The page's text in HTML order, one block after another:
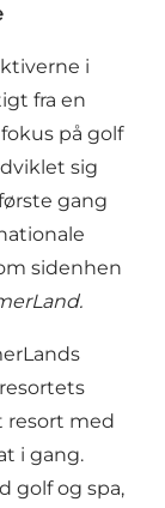
i
fra en
på golf
sig
gang
sidenhen
resort med
i gang.
golf og spa,